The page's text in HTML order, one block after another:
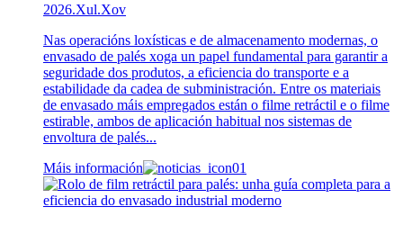
2026.Xul.Xov
Nas operacións loxísticas e de almacenamento modernas, o
envasado de palés xoga un papel fundamental para garantir a
seguridade dos produtos, a eficiencia do transporte e a
estabilidade da cadea de subministración. Entre os materiais
de envasado máis empregados están o filme retráctil e o filme
estirable, ambos de aplicación habitual nos sistemas de
envoltura de palés...
Máis información